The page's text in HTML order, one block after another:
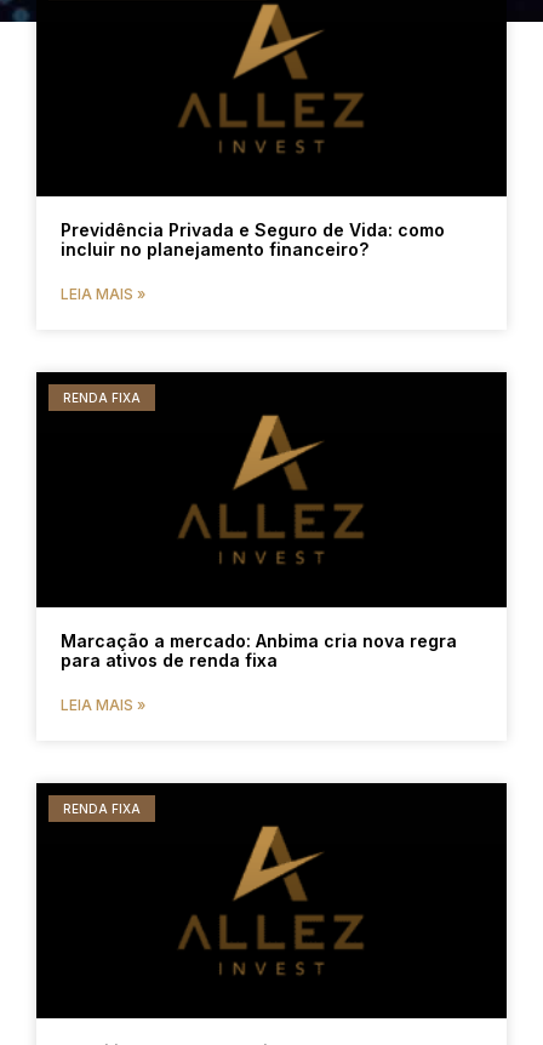
Previdência Privada e Seguro de Vida: como
incluir no planejamento financeiro?
LEIA MAIS »
RENDA FIXA
Marcação a mercado: Anbima cria nova regra
para ativos de renda fixa
LEIA MAIS »
RENDA FIXA